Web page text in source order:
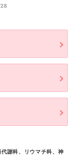
謝科、リウマチ科、神